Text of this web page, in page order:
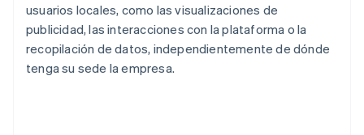
usuarios locales, como las visualizaciones de
publicidad, las interacciones con la plataforma o la
recopilación de datos, independientemente de dónde
tenga su sede la empresa.